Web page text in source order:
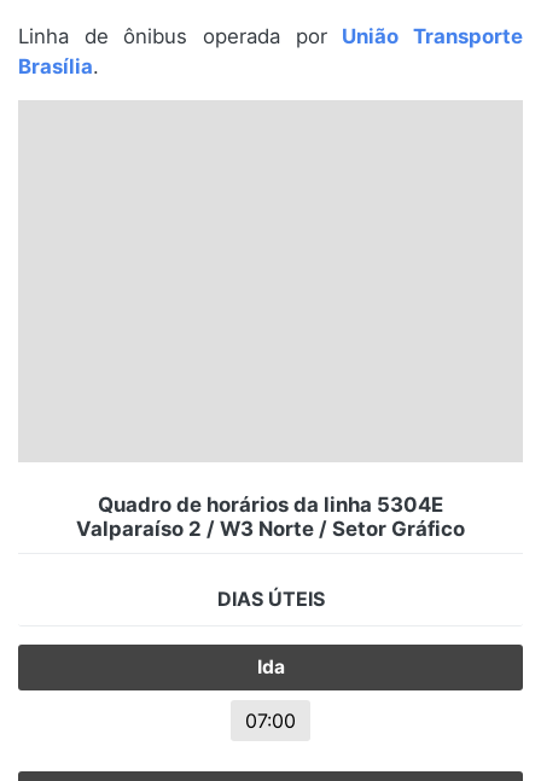
Santa Catarina
Linha de ônibus operada por União Transporte
Brasília.
Quadro de horários da linha 5304E
Valparaíso 2 / W3 Norte / Setor Gráfico
DIAS ÚTEIS
Ida
07:00